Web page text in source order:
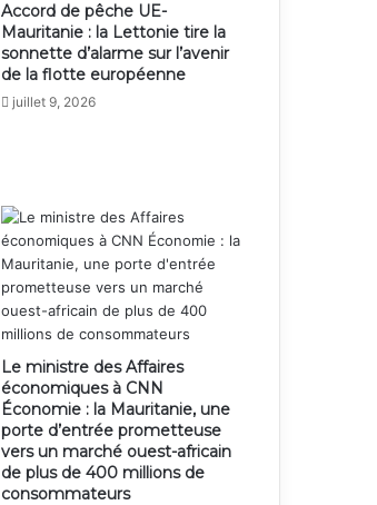
Accord de pêche UE-
Mauritanie : la Lettonie tire la
sonnette d’alarme sur l’avenir
de la flotte européenne
juillet 9, 2026
Le ministre des Affaires
économiques à CNN
Économie : la Mauritanie, une
porte d’entrée prometteuse
vers un marché ouest-africain
de plus de 400 millions de
consommateurs